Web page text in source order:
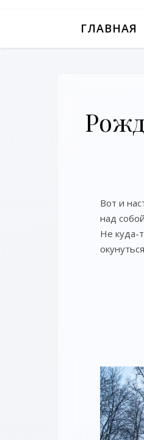
ГЛАВНАЯ
Вот и
над
Не куда-